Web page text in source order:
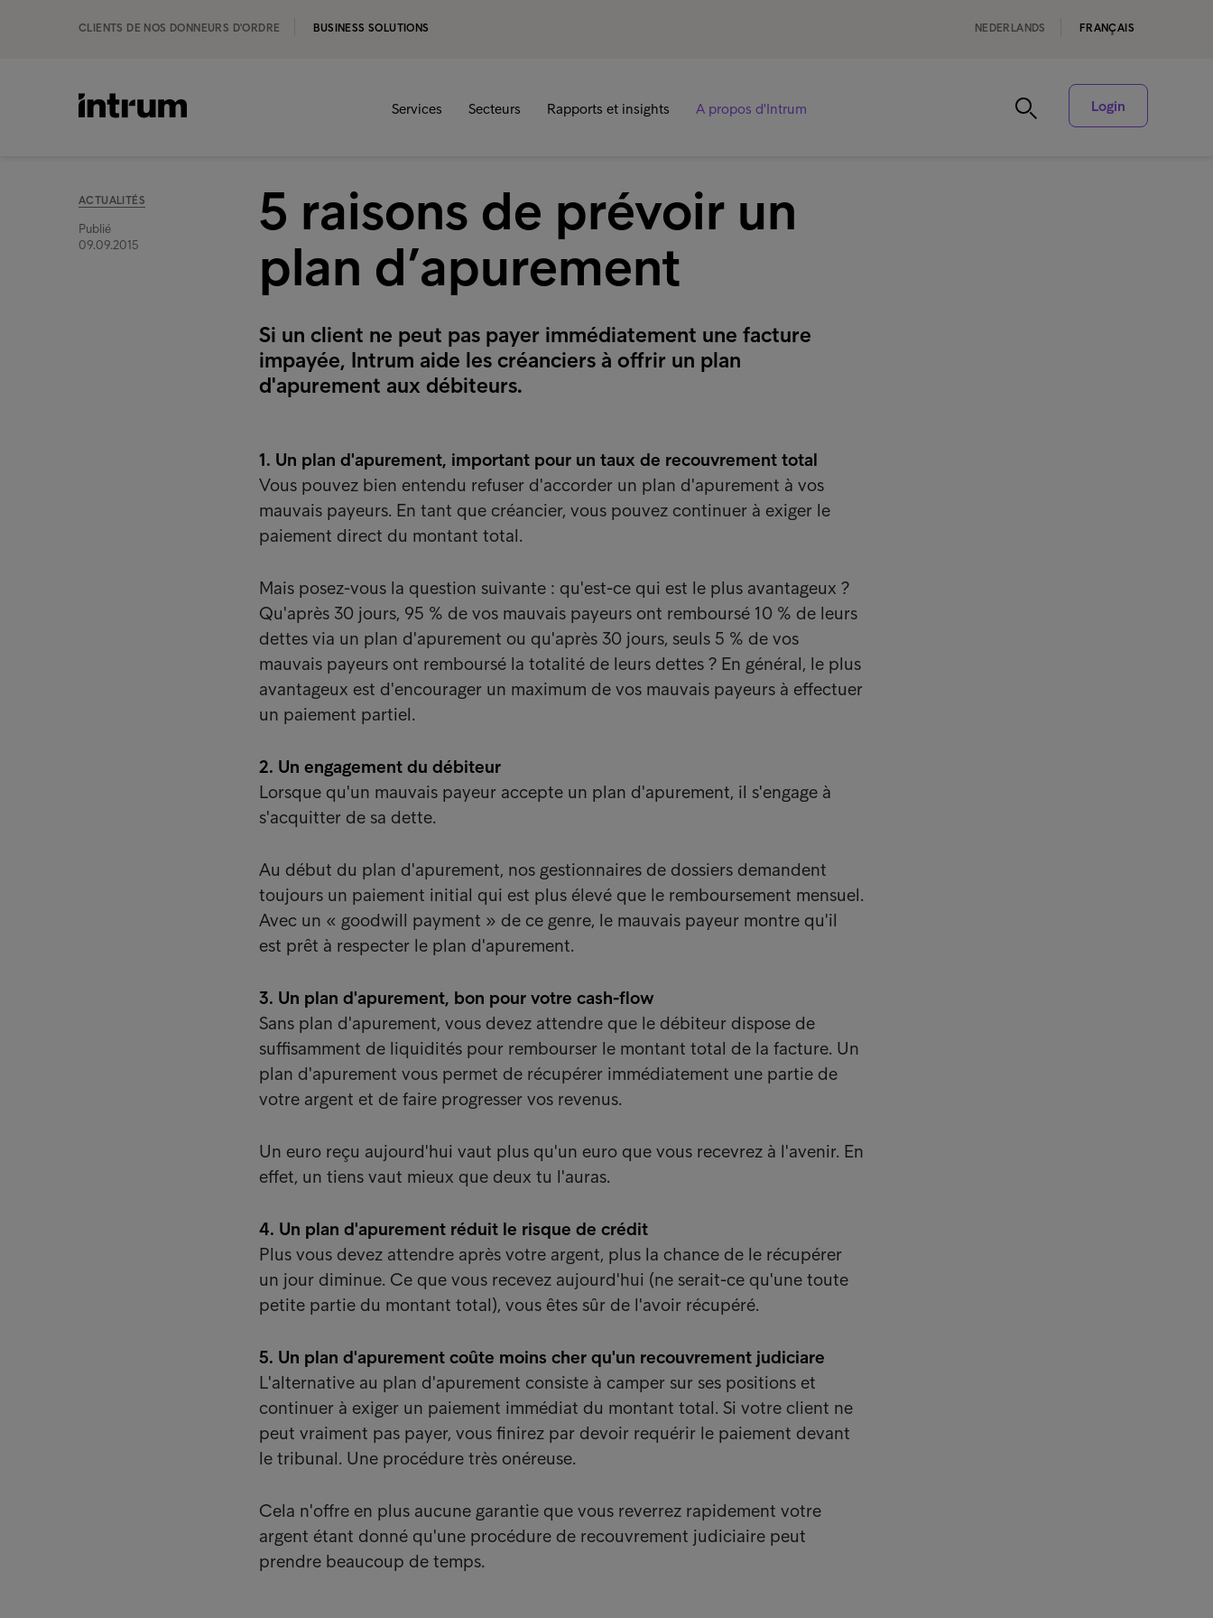
CLIENTS DE NOS DONNEURS D'ORDRE BUSINESS SOLUTIONS NEDERLANDS FRANÇAIS
Services Secteurs Rapports et insights A propos d'Intrum Login
ACTUALITÉS
Publié
09.09.2015
5 raisons de prévoir un
plan d’apurement
Si un client ne peut pas payer immédiatement une facture
impayée, Intrum aide les créanciers à offrir un plan
d'apurement aux débiteurs.
1. Un plan d'apurement, important pour un taux de recouvrement total
Vous pouvez bien entendu refuser d'accorder un plan d'apurement à vos
mauvais payeurs. En tant que créancier, vous pouvez continuer à exiger le
paiement direct du montant total.
Mais posez-vous la question suivante : qu'est-ce qui est le plus avantageux ?
Qu'après 30 jours, 95 % de vos mauvais payeurs ont remboursé 10 % de leurs
dettes via un plan d'apurement ou qu'après 30 jours, seuls 5 % de vos
mauvais payeurs ont remboursé la totalité de leurs dettes ? En général, le plus
avantageux est d'encourager un maximum de vos mauvais payeurs à effectuer
un paiement partiel.
2. Un engagement du débiteur
Lorsque qu'un mauvais payeur accepte un plan d'apurement, il s'engage à
s'acquitter de sa dette.
Au début du plan d'apurement, nos gestionnaires de dossiers demandent
toujours un paiement initial qui est plus élevé que le remboursement mensuel.
Avec un « goodwill payment » de ce genre, le mauvais payeur montre qu'il
est prêt à respecter le plan d'apurement.
3. Un plan d'apurement, bon pour votre cash-flow
Sans plan d'apurement, vous devez attendre que le débiteur dispose de
suffisamment de liquidités pour rembourser le montant total de la facture. Un
plan d'apurement vous permet de récupérer immédiatement une partie de
votre argent et de faire progresser vos revenus.
Un euro reçu aujourd'hui vaut plus qu'un euro que vous recevrez à l'avenir. En
effet, un tiens vaut mieux que deux tu l'auras.
4. Un plan d'apurement réduit le risque de crédit
Plus vous devez attendre après votre argent, plus la chance de le récupérer
un jour diminue. Ce que vous recevez aujourd'hui (ne serait-ce qu'une toute
petite partie du montant total), vous êtes sûr de l'avoir récupéré.
5. Un plan d'apurement coûte moins cher qu'un recouvrement judiciare
L'alternative au plan d'apurement consiste à camper sur ses positions et
continuer à exiger un paiement immédiat du montant total. Si votre client ne
peut vraiment pas payer, vous finirez par devoir requérir le paiement devant
le tribunal. Une procédure très onéreuse.
Cela n'offre en plus aucune garantie que vous reverrez rapidement votre
argent étant donné qu'une procédure de recouvrement judiciaire peut
prendre beaucoup de temps.